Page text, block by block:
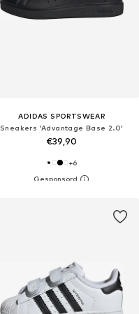
ADIDAS SPORTSWEAR
Sneakers 'Advantage Base 2.0'
€39,90
+6